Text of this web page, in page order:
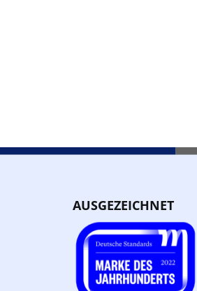
AUSGEZEICHNET